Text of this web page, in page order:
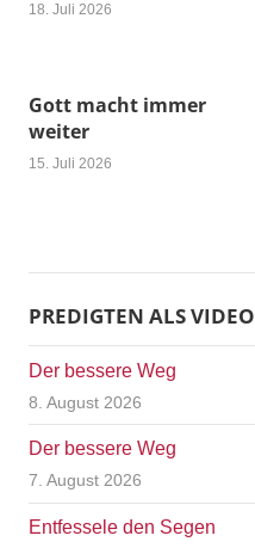
18. Juli 2026
Gott macht immer
weiter
15. Juli 2026
PREDIGTEN ALS VIDEO
Der bessere Weg
8. August 2026
Der bessere Weg
7. August 2026
Entfessele den Segen